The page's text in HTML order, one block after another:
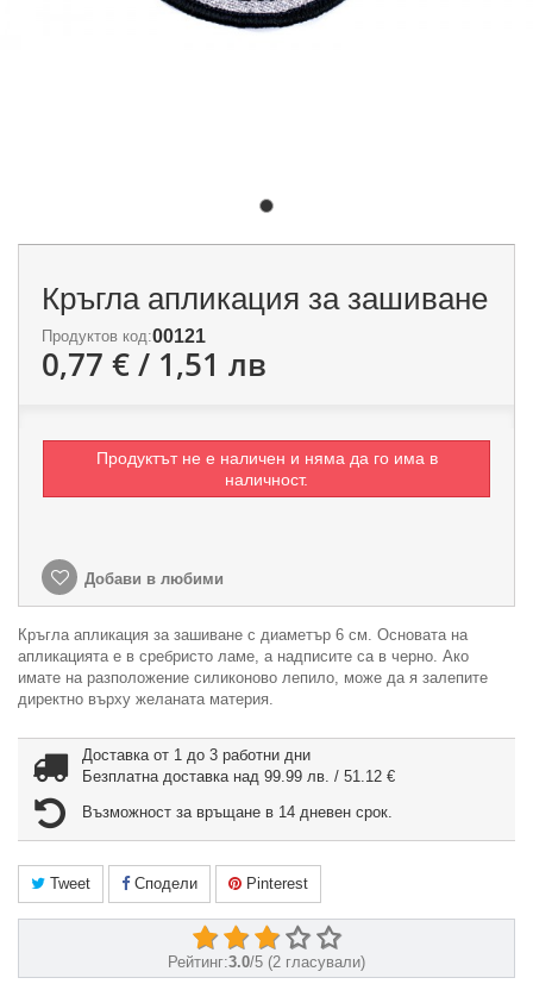
Кръгла апликация за зашиване
Продуктов код:00121
0,77 € / 1,51 лв
Продуктът не е наличен и няма да го има в
наличност.
Добави в любими
Кръгла апликация за зашиване с диаметър 6 см. Основата на
апликацията е в сребристо ламе, а надписите са в черно. Ако
имате на разположение силиконово лепило, може да я залепите
директно върху желаната материя.
Доставка от 1 до 3 работни дни
Безплатна доставка над 99.99 лв. / 51.12 €
Възможност за връщане в 14 дневен срок.
Tweet Сподели Pinterest
Рейтинг:3.0/5 (2 гласували)